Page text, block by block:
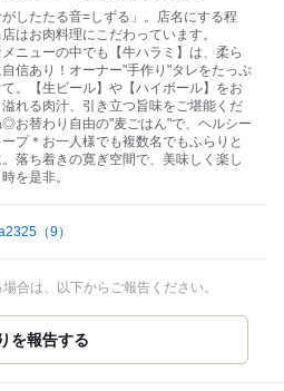
がしたたる音=しずる」。店名にする程
はお肉料理にこだわっています。
ニューの中でも【牛ハラミ】は、柔ら
信あり！オーナー"手作り"タレをたっぷ
て。【生ビール】や【ハイボール】をお
れる肉汁、引き立つ旨味をご堪能くだ
◎お替わり自由の"麦ごはん"で、ヘルシー
プ＊お一人様でも複数名でもふらりと
落ち着きの寛ぎ空間で、美味しく楽し
を是非。
（9）
合は、以下からご報告ください。
を報告する